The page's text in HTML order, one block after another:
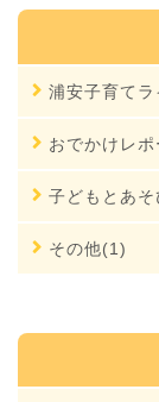
浦安子育て
おでかけレ
子どもとあ
その他(1)